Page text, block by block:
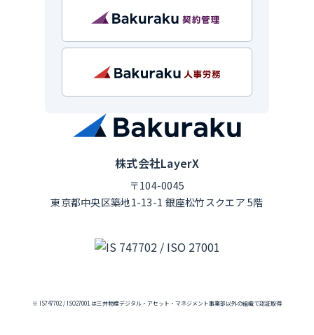
株式会社LayerX
〒104-0045
東京都中央区築地1-13-1 銀座松竹スクエア 5階
※ IS747702 / ISO27001 は三井物産デジタル・アセット・マネジメント事業部以外の組織で認証取得